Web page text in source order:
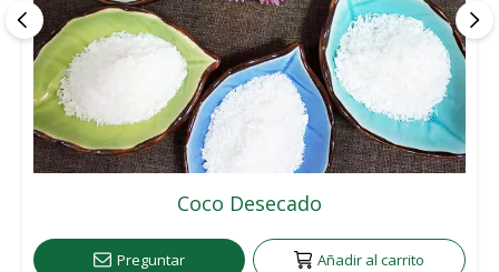
Coco Desecado
Preguntar Añadir al carrito